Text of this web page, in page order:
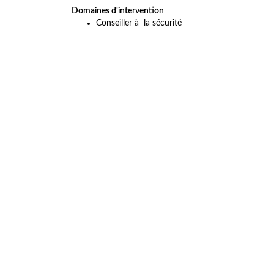
Domaines d'intervention
Conseiller à la sécurité